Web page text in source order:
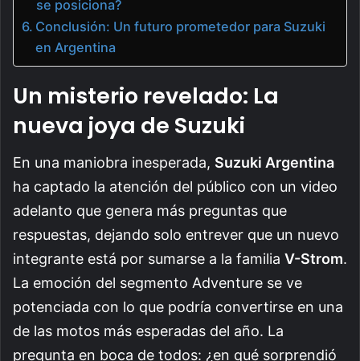
se posiciona?
Conclusión: Un futuro prometedor para Suzuki
en Argentina
Un misterio revelado: La
nueva joya de Suzuki
En una maniobra inesperada, Suzuki Argentina
ha captado la atención del público con un video
adelanto que genera más preguntas que
respuestas, dejando solo entrever que un nuevo
integrante está por sumarse a la familia V-Strom.
La emoción del segmento Adventure se ve
potenciada con lo que podría convertirse en una
de las motos más esperadas del año. La
pregunta en boca de todos: ¿en qué sorprendió